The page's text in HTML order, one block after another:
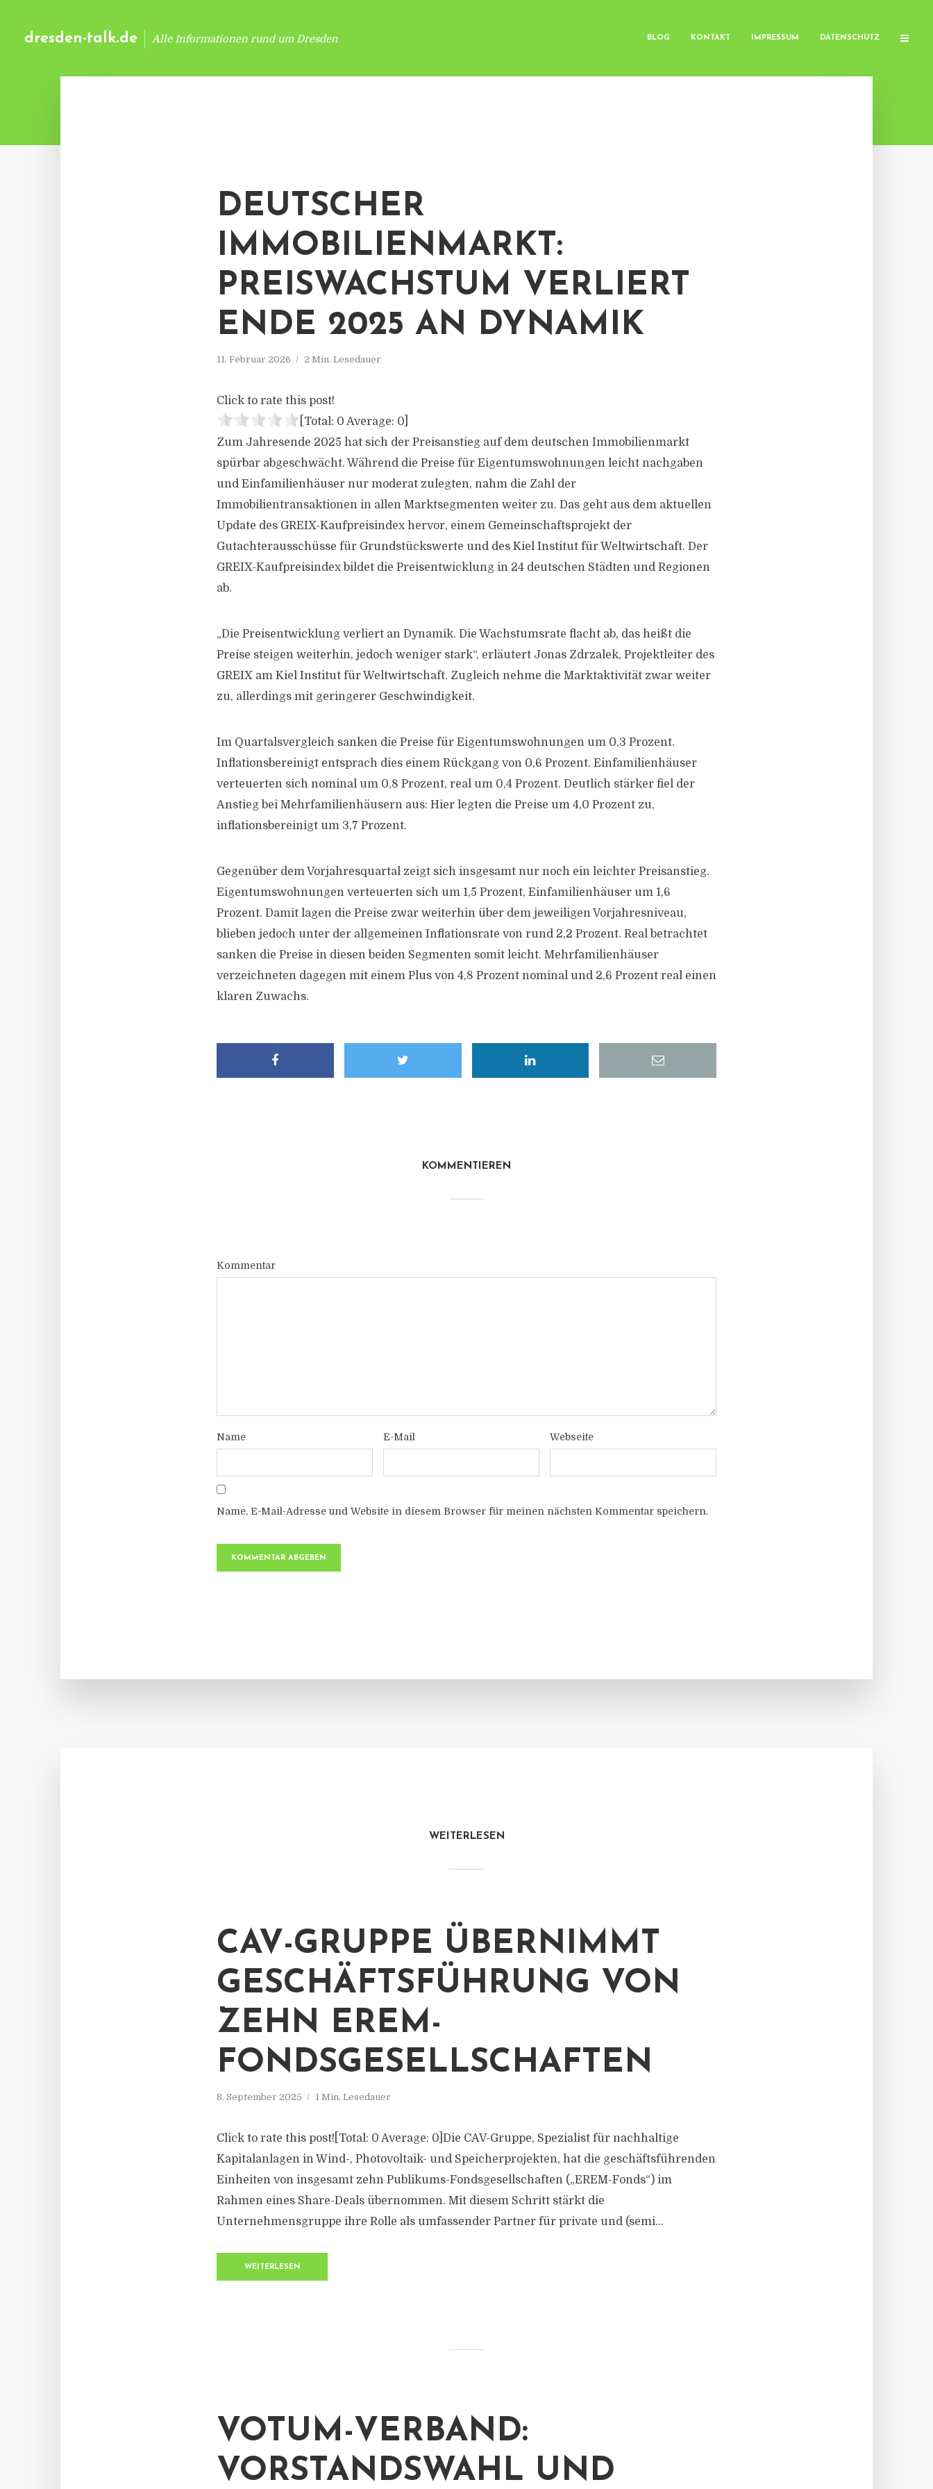
dresden-talk.de Alle Informationen rund um Dresden BLOG KONTAKT IMPRESSUM DATENSCHUTZ
DEUTSCHER
IMMOBILIENMARKT:
PREISWACHSTUM VERLIERT
ENDE 2025 AN DYNAMIK
11. Februar 2026 2 Min. Lesedauer
Click to rate this post!
[Total: 0 Average: 0
Zum Jahresende 2025 hat sich der Preisanstieg auf dem deutschen Immobilienmarkt
spürbar abgeschwächt. Während die Preise für Eigentumswohnungen leicht nachgaben
und Einfamilienhäuser nur moderat zulegten, nahm die Zahl der
Immobilientransaktionen in allen Marktsegmenten weiter zu. Das geht aus dem aktuellen
Update des GREIX-Kaufpreisindex hervor, einem Gemeinschaftsprojekt der
Gutachterausschüsse für Grundstückswerte und des Kiel Institut für Weltwirtschaft. Der
GREIX-Kaufpreisindex bildet die Preisentwicklung in 24 deutschen Städten und Regionen
ab.
„Die Preisentwicklung verliert an Dynamik. Die Wachstumsrate flacht ab, das heißt die
Preise steigen weiterhin, jedoch weniger stark“, erläutert Jonas Zdrzalek, Projektleiter des
GREIX am Kiel Institut für Weltwirtschaft. Zugleich nehme die Marktaktivität zwar weiter
zu, allerdings mit geringerer Geschwindigkeit.
Im Quartalsvergleich sanken die Preise für Eigentumswohnungen um 0,3 Prozent.
Inflationsbereinigt entsprach dies einem Rückgang von 0,6 Prozent. Einfamilienhäuser
verteuerten sich nominal um 0,8 Prozent, real um 0,4 Prozent. Deutlich stärker fiel der
Anstieg bei Mehrfamilienhäusern aus: Hier legten die Preise um 4,0 Prozent zu,
inflationsbereinigt um 3,7 Prozent.
Gegenüber dem Vorjahresquartal zeigt sich insgesamt nur noch ein leichter Preisanstieg.
Eigentumswohnungen verteuerten sich um 1,5 Prozent, Einfamilienhäuser um 1,6
Prozent. Damit lagen die Preise zwar weiterhin über dem jeweiligen Vorjahresniveau,
blieben jedoch unter der allgemeinen Inflationsrate von rund 2,2 Prozent. Real betrachtet
sanken die Preise in diesen beiden Segmenten somit leicht. Mehrfamilienhäuser
verzeichneten dagegen mit einem Plus von 4,8 Prozent nominal und 2,6 Prozent real einen
klaren Zuwachs.
KOMMENTIEREN
Kommentar
Name E-Mail Webseite
Name, E-Mail-Adresse und Website in diesem Browser für meinen nächsten Kommentar speichern.
WEITERLESEN
CAV-GRUPPE ÜBERNIMMT
GESCHÄFTSFÜHRUNG VON
ZEHN EREM-
FONDSGESELLSCHAFTEN
8. September 2025 1 Min. Lesedauer
Click to rate this post![Total: 0 Average: 0]Die CAV-Gruppe, Spezialist für nachhaltige
Kapitalanlagen in Wind-, Photovoltaik- und Speicherprojekten, hat die geschäftsführenden
Einheiten von insgesamt zehn Publikums-Fondsgesellschaften („EREM-Fonds“) im
Rahmen eines Share-Deals übernommen. Mit diesem Schritt stärkt die
Unternehmensgruppe ihre Rolle als umfassender Partner für private und (semi...
WEITERLESEN
VOTUM-VERBAND:
VORSTANDSWAHL UND